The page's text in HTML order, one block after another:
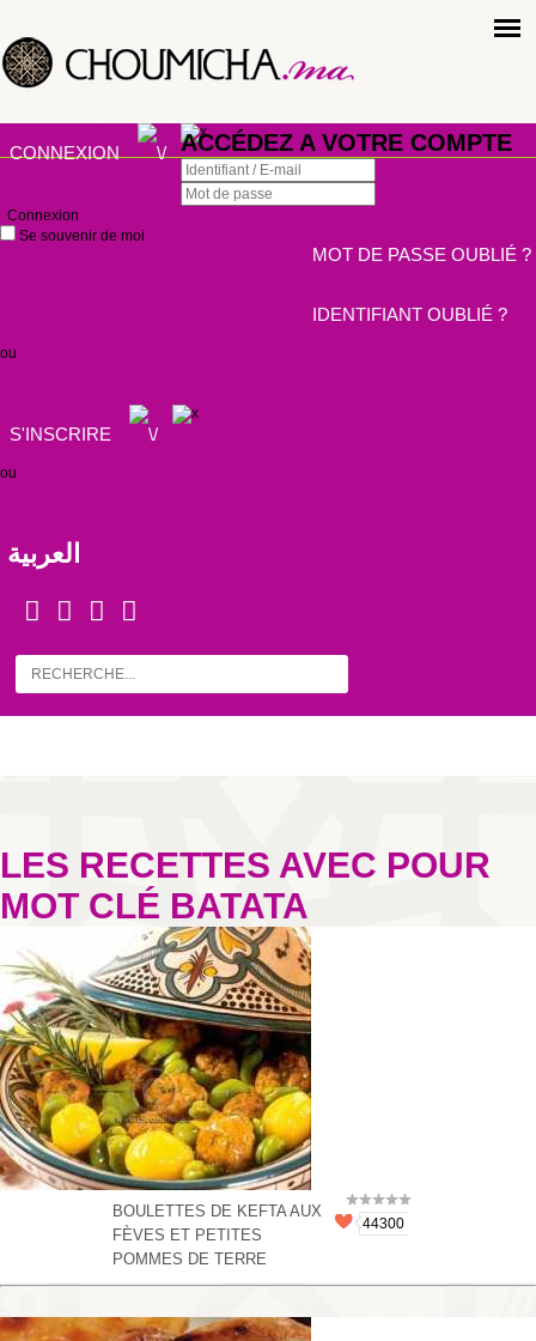
CONNEXION ACCÉDEZ A VOTRE COMPTE
Connexion
Se souvenir de moi
MOT DE PASSE OUBLIÉ ?
IDENTIFIANT OUBLIÉ ?
ou
S'INSCRIRE
ou
العربية
LES RECETTES AVEC POUR
MOT CLÉ BATATA
BOULETTES DE KEFTA AUX
FÈVES ET PETITES
POMMES DE TERRE
44300